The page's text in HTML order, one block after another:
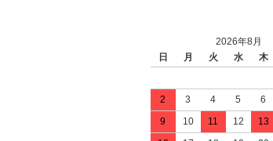
2026年8月
日
月 火 水 木
2
3 4 5 6
9
10 11 12 13